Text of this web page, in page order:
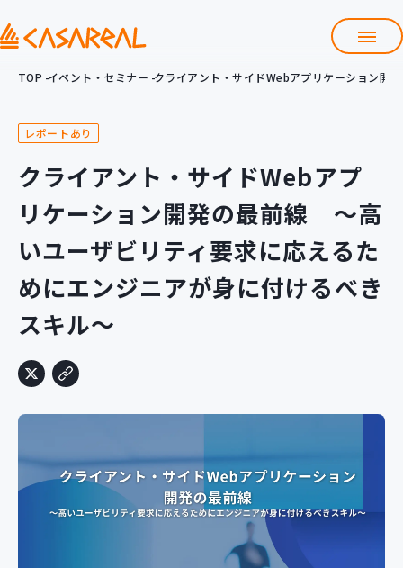
会社情報
サービス
クラウド導入支援 Git導入支援
システム構築支援
定型コース
カスタマイズコース
新規開発サービス
導入事例
TOP イベント・セミナー クライアント・サイドWebアプリケーション開
レポートあり
クライアント・サイドWebアプ
リケーション開発の最前線 ～高
いユーザビリティ要求に応えるた
めにエンジニアが身に付けるべき
スキル～